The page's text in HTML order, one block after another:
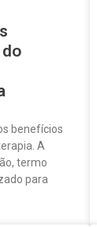
benefícios
A
termo
para